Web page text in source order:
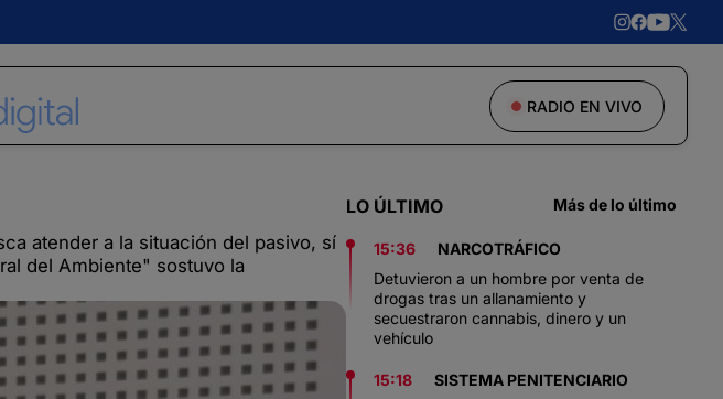
RADIO EN VIVO
atender a la situación del pasivo, sí
del Ambiente" sostuvo la
LO ÚLTIMO Más de lo último
15:36
NARCOTRÁFICO
Detuvieron a un hombre por venta de
drogas tras un allanamiento y
secuestraron cannabis, dinero y un
vehículo
15:18
SISTEMA PENITENCIARIO